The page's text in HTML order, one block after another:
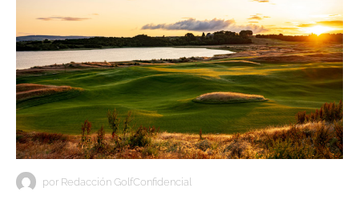
por Redacción GolfConfidencial